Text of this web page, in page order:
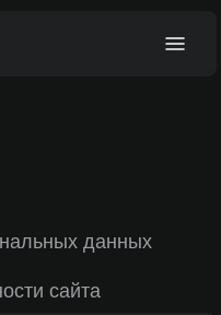
данных
сайта